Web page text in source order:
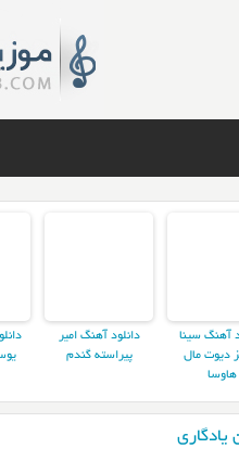
آهنگ سینا
دیوت مال
هاوسا
دانلود آهنگ امیر
پیراسته گندم
یادگاری